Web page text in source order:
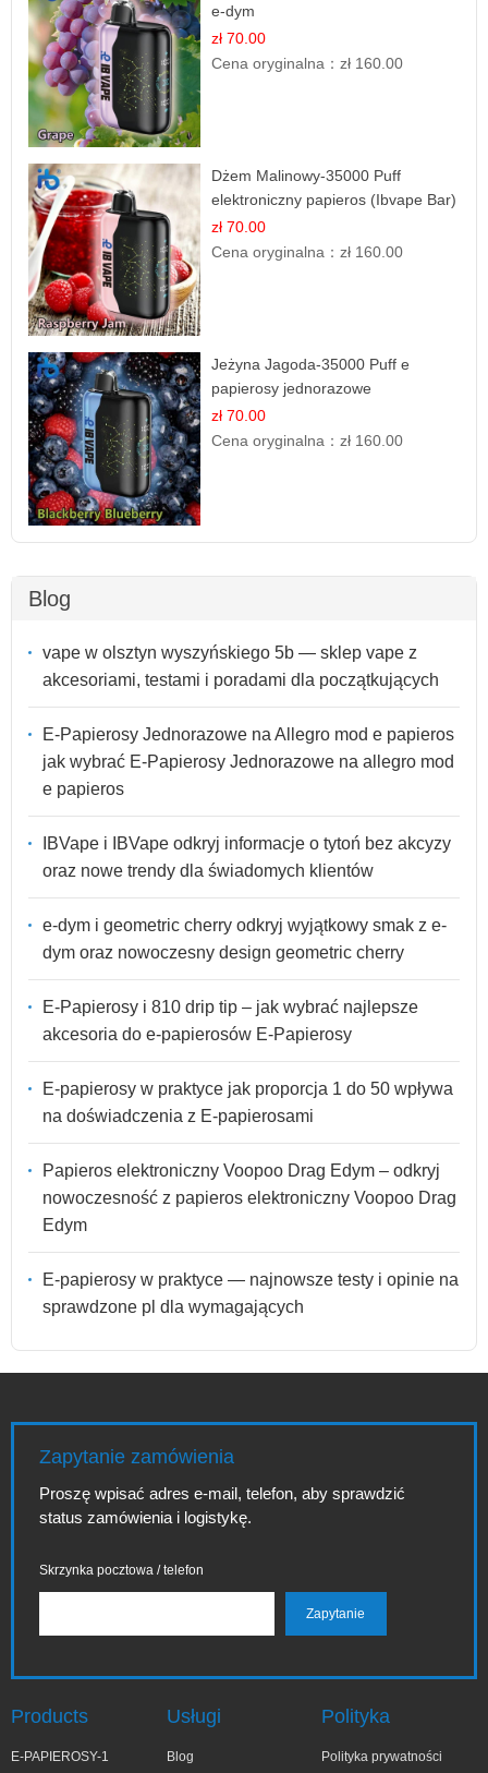
e-dym
zł 70.00
Cena oryginalna：zł 160.00
Dżem Malinowy-35000 Puff
elektroniczny papieros (Ibvape Bar)
zł 70.00
Cena oryginalna：zł 160.00
Jeżyna Jagoda-35000 Puff e
papierosy jednorazowe
zł 70.00
Cena oryginalna：zł 160.00
Blog
vape w olsztyn wyszyńskiego 5b — sklep vape z
akcesoriami, testami i poradami dla początkujących
E-Papierosy Jednorazowe na Allegro mod e papieros
jak wybrać E-Papierosy Jednorazowe na allegro mod
e papieros
IBVape i IBVape odkryj informacje o tytoń bez akcyzy
oraz nowe trendy dla świadomych klientów
e-dym i geometric cherry odkryj wyjątkowy smak z e-
dym oraz nowoczesny design geometric cherry
E-Papierosy i 810 drip tip – jak wybrać najlepsze
akcesoria do e-papierosów E-Papierosy
E-papierosy w praktyce jak proporcja 1 do 50 wpływa
na doświadczenia z E-papierosami
Papieros elektroniczny Voopoo Drag Edym – odkryj
nowoczesność z papieros elektroniczny Voopoo Drag
Edym
E-papierosy w praktyce — najnowsze testy i opinie na
sprawdzone pl dla wymagających
Zapytanie zamówienia
Proszę wpisać adres e-mail, telefon, aby sprawdzić
status zamówienia i logistykę.
Skrzynka pocztowa / telefon
Products
E-PAPIEROSY-1
Usługi
Blog
Polityka
Polityka prywatności